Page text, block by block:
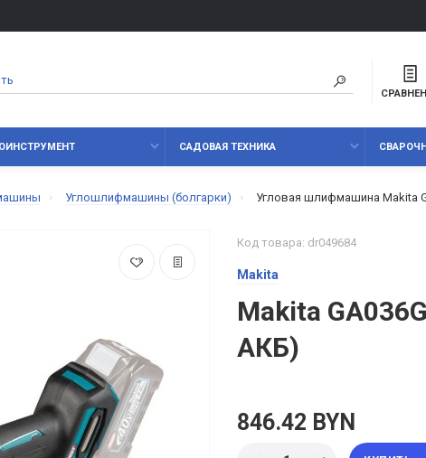
САДОВАЯ ТЕХНИКА
Углошлифмашины (болгарки) Угловая шлифмашина Makita
Код товара: dr049684
Makita
Makita
АКБ)
846.42 BYN